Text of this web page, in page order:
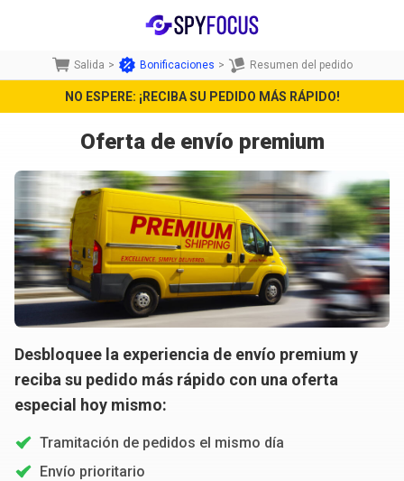
Salida > Bonificaciones > Resumen del pedido
NO ESPERE: ¡RECIBA SU PEDIDO MÁS RÁPIDO!
Oferta de envío premium
Desbloquee la experiencia de envío premium y
reciba su pedido más rápido con una oferta
especial hoy mismo:
Tramitación de pedidos el mismo día
Envío prioritario